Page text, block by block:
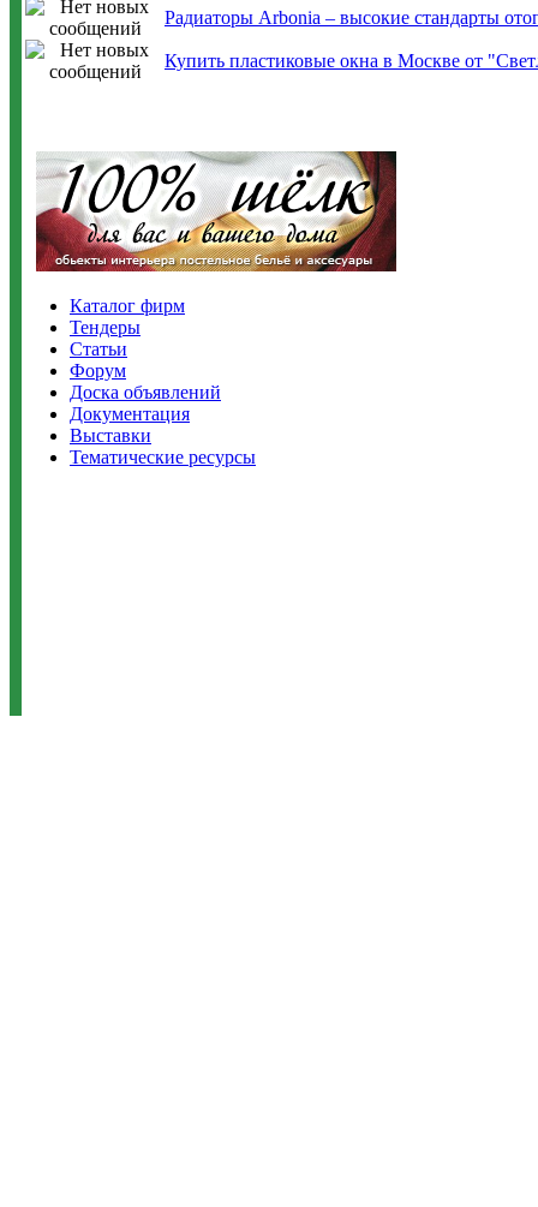
Радиаторы Arbonia – высокие стандарты
Купить пластиковые окна в Москве от
Каталог фирм
Тендеры
Статьи
Форум
Доска объявлений
Документация
Выставки
Тематические ресурсы